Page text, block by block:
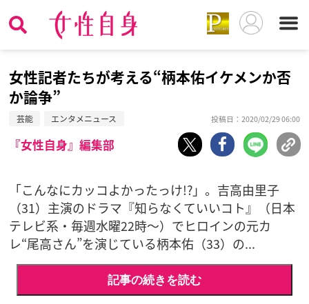
女性記者たちが考える“柄本佑イケメンか否
か論争”
芸能 エンタメニュース 投稿日：2020/02/29 06:00
『女性自身』編集部
「こんなにカッコよかったっけ!?」。吉高由里子
（31）主演のドラマ『知らなくていいコト』（日本
テレビ系・毎週水曜22時〜）でヒロインの元カ
レ“尾高さん”を演じている柄本佑（33）の...
記事の続きを読む